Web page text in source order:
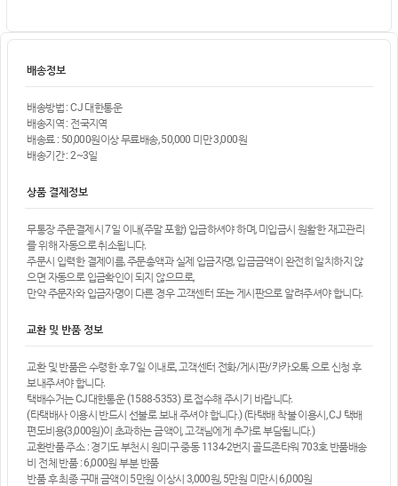
배송정보
배송방법 : CJ 대한통운
배송지역 : 전국지역
배송료 : 50,000원이상 무료배송, 50,000 미만 3,000원
배송기간 : 2~3일
상품 결제정보
무통장 주문결제시 7일 이내(주말 포함) 입금하셔야 하며, 미입금시 원활한 재고관리
를 위해 자동으로 취소됩니다.
주문시 입력한 결제이름, 주문총액과 실제 입금자명, 입금금액이 완전히 일치하지 않
으면 자동으로 입금확인이 되지 않으므로,
만약 주문자와 입금자명이 다른 경우 고객센터 또는 게시판으로 알려주셔야 합니다.
교환 및 반품 정보
교환 및 반품은 수령한 후 7일 이내로, 고객센터 전화/게시판/카카오톡 으로 신청 후
보내주셔야 합니다.
택배수거는 CJ대한통운 (1588-5353) 로 접수해 주시기 바랍니다.
(타택배사 이용시 반드시 선불로 보내 주셔야 합니다.) (타택배 착불 이용시, CJ 택배
편도비용(3,000원)이 초과하는 금액이, 고객님에게 추가로 부담됩니다.)
교환반품 주소 : 경기도 부천시 원미구 중동 1134-2번지 골드존타워 703호 반품배송
비 전체 반품 : 6,000원 부분 반품
반품 후 최종 구매 금액이 5만원 이상시 3,000원, 5만원 미만시 6,000원